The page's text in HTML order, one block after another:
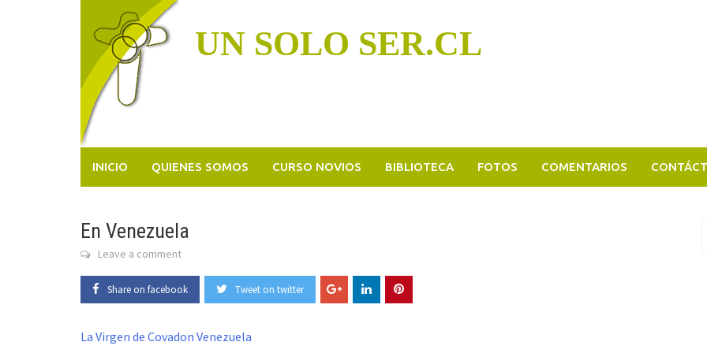
UN SOLO SER.CL
INICIO QUIENES SOMOS CURSO NOVIOS BIBLIOTECA FOTOS COMENTARIOS
En Venezuela
Leave a comment
Share on facebook Tweet on twitter
La Virgen de Covadon Venezuela